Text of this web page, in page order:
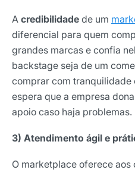
A credibilidade de um
diferencial para quem
grandes marcas e confia
backstage seja de um
comprar com
espera que a empresa
apoio caso haja problemas.
3) Atendimento ágil e
O marketplace oferece aos